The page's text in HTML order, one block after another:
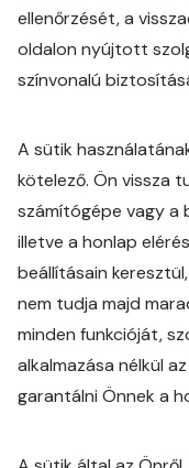
ellenőrzését, a
oldalon nyújtott
színvonalú
A sütik
kötelező. Ön vissza
számítógépe vagy a
illetve a honlap
beállításain
nem tudja majd
minden funkcióját,
alkalmazása nélkül
garantálni Önnek a